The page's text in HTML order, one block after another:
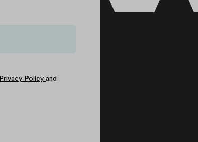
Privacy Policy and